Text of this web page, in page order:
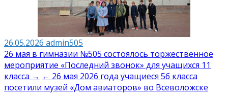
26.05.2026 admin505
Навигация
по
записям
26 мая в гимназии №505 состоялось торжественное
мероприятие «Последний звонок» для учащихся 11
класса → ← 26 мая 2026 года учащиеся 5б класса
посетили музей «Дом авиаторов» во Всеволожске